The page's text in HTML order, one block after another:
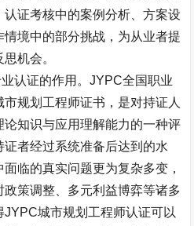
证考核中的案例分析、方案设
境中的部分挑战，为从业者提
机会。
认证的作用。JYPC全国职业
规划工程师证书，是对持证人
知识与应用理解能力的一种评
者经过系统准备后达到的水
临的真实问题更为复杂多变，
政策调整、多元利益博弈等诸多
JYPC城市规划工程师认证可以